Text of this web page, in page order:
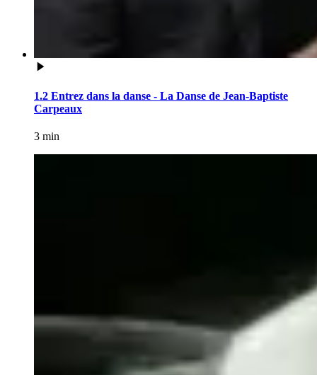
1.2 Entrez dans la danse - La Danse de Jean-Baptiste
Carpeaux
3 min